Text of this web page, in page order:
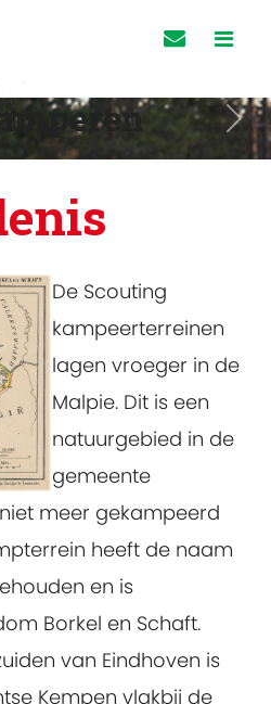
De Scouting
kampeerterreinen
lagen vroeger in de
Malpie. Dit is een
natuurgebied in de
gemeente
meer gekampeerd
heeft de naam
en is
Borkel en Schaft.
van Eindhoven is
Kempen vlakbij de